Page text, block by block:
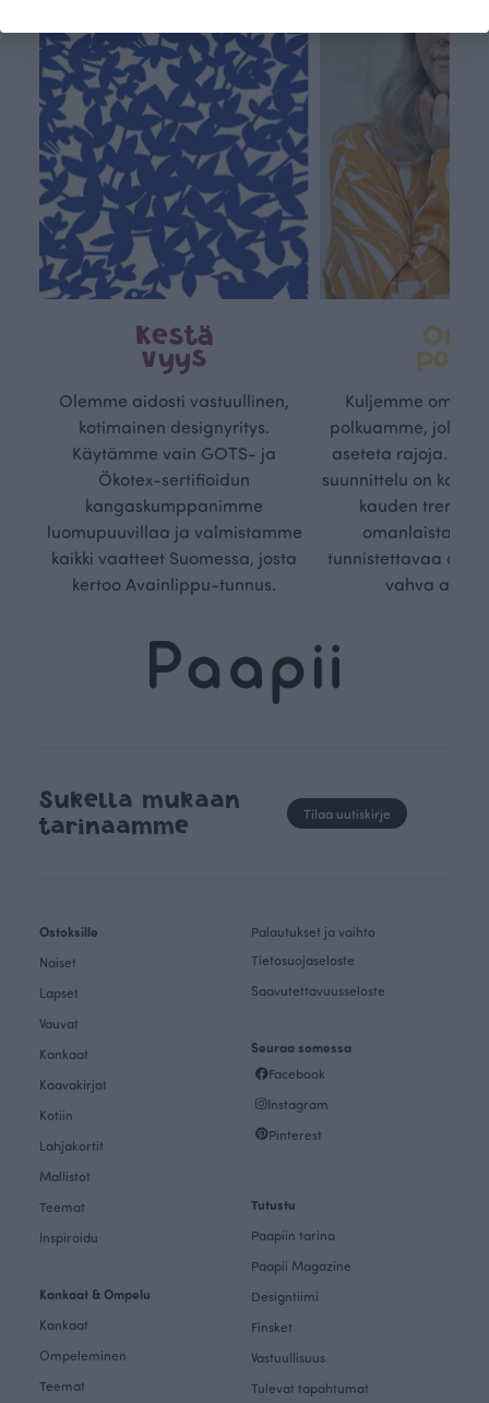
Kestä
vyys
Olemme aidosti vastuullinen,
kotimainen designyritys.
Käytämme vain GOTS- ja
Ökotex-sertifioidun
kangaskumppanimme
luomupuuvillaa ja valmistamme
kaikki vaatteet Suomessa, josta
kertoo Avainlippu-tunnus.
Oma
Kuljemme omaa,
polkuamme, jolla
aseteta rajoja.
suunnittelu on
kauden
omanlaista,
tunnistettavaa
vahva
Sukella mukaan
tarinaamme
Tilaa uutiskirje
Ostoksille
Naiset
Lapset
Vauvat
Kankaat
Kaavakirjat
Kotiin
Lahjakortit
Mallistot
Teemat
Inspiroidu
Kankaat & Ompelu
Kankaat
Ompeleminen
Teemat
Palautukset ja vaihto
Tietosuojaseloste
Saavutettavuusseloste
Seuraa somessa
Facebook
Instagram
Pinterest
Tutustu
Paapiin tarina
Paapii Magazine
Designtiimi
Finsket
Vastuullisuus
Tulevat tapahtumat